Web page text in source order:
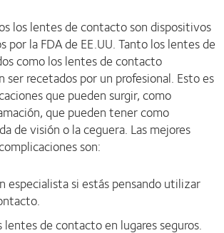
los lentes de contacto son dispositivos
por la FDA de EE.UU. Tanto los lentes de
como los lentes de contacto
ser recetados por un profesional. Esto es
que pueden surgir, como
que pueden tener como
de visión o la ceguera. Las mejores
son:
especialista si estás pensando utilizar
lentes de contacto en lugares seguros.